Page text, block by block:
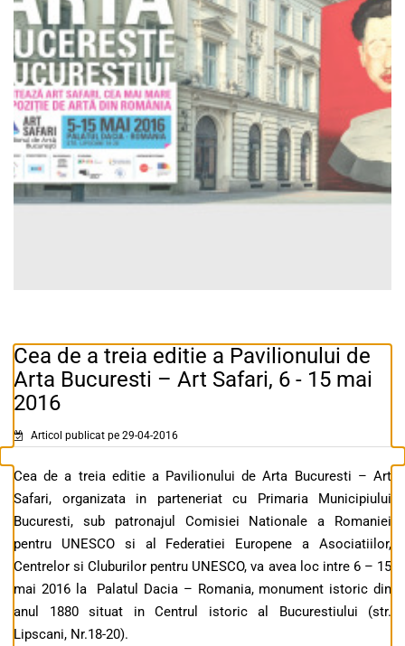
Cea de a treia editie a Pavilionului de
Arta Bucuresti – Art Safari, 6 - 15 mai
2016
Articol publicat pe 29-04-2016
Cea de a treia editie a Pavilionului de Arta Bucuresti – Art
Safari, organizata in parteneriat cu Primaria Municipiului
Bucuresti, sub patronajul Comisiei Nationale a Romaniei
pentru UNESCO si al Federatiei Europene a Asociatiilor,
Centrelor si Cluburilor pentru UNESCO, va avea loc intre 6 – 15
mai 2016 la Palatul Dacia – Romania, monument istoric din
anul 1880 situat in Centrul istoric al Bucurestiului (str.
Lipscani, Nr.18-20).